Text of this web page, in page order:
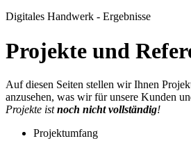
Digitales Handwerk - Ergebnisse
Projekte und
Auf diesen Seiten stellen wir Ihnen
anzusehen, was wir für unsere Kunden
Projekte istnoch nicht vollständig!
Projektumfang